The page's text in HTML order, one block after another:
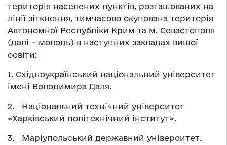
територія населених пунктів, розташованих на
лінії зіткнення, тимчасово окупована територія
Автономної Республіки Крим та м. Севастополя
(далі – молодь) в наступних закладах вищої
освіти:
1. Східноукраїнський національний університет
імені Володимира Даля.
2. Національний технічний університет
«Харківський політехнічний інститут».
3. Маріупольський державний університет.